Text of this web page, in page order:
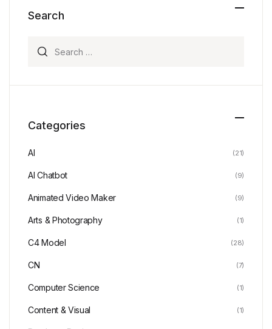
Search
Categories
AI (21)
AI Chatbot (9)
Animated Video Maker (9)
Arts & Photography (1)
C4 Model (28)
CN (7)
Computer Science (1)
Content & Visual (1)